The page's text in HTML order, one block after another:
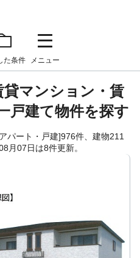
た条件 メニュー
マンション・賃
戸建て物件を探す
パート・戸建]976件、建物211
月07日は8件更新。